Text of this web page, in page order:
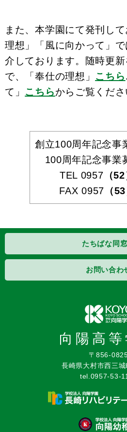
また、本学園にて発刊し
理想」「風に向かって」
介しております。
随時更
で、「奉仕の理想」 こちら
て」 こちらからご覧くださ
創立100周年記念事
100周年記念事業
TEL 0957 （
FAX 0957 （
たちばな同
お問い合わ
向陽高等
〒856-
長崎県大村市西三
tel.0957-53-